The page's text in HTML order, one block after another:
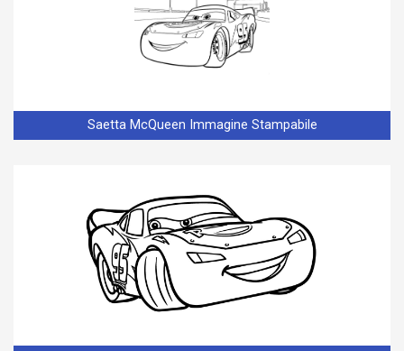
Saetta McQueen Immagine Stampabile